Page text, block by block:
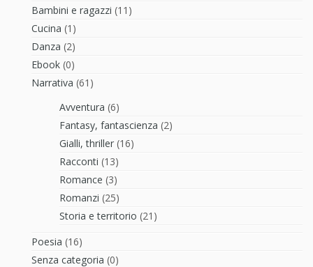
Bambini e ragazzi (11)
Cucina (1)
Danza (2)
Ebook (0)
Narrativa (61)
Avventura (6)
Fantasy, fantascienza (2)
Gialli, thriller (16)
Racconti (13)
Romance (3)
Romanzi (25)
Storia e territorio (21)
Poesia (16)
Senza categoria (0)